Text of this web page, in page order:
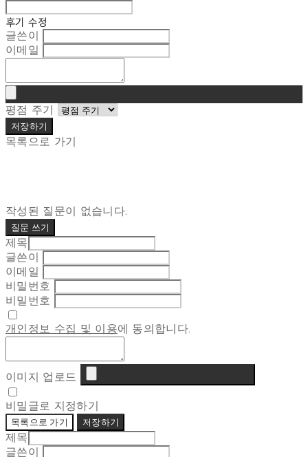
후기 수정
글쓴이
이메일
평점 주기
저장하기
목록으로 가기
작성된 질문이 없습니다.
질문 쓰기
제목
글쓴이
이메일
비밀번호
비밀번호
개인정보 수집 및 이용에 동의합니다.
이미지 업로드
비밀글로 지정하기
목록으로 가기 저장하기
제목
글쓴이